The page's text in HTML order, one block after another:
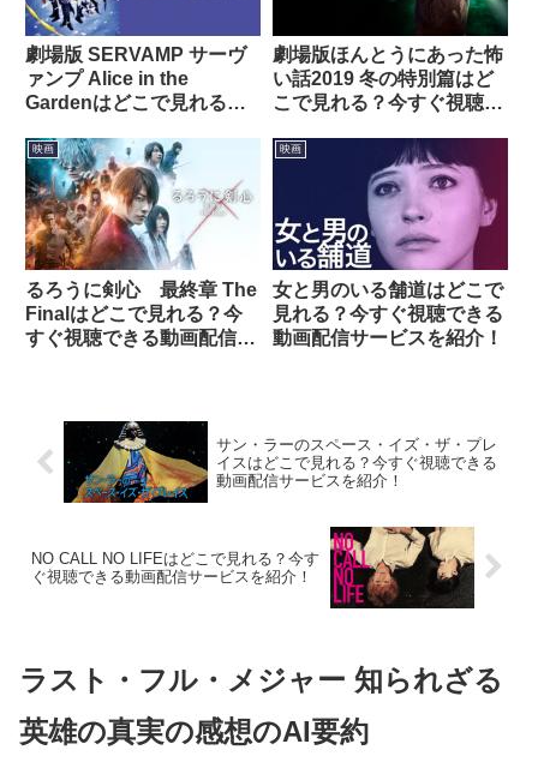
劇場版 SERVAMP サーヴ
ァンプ Alice in the
Gardenはどこで見れる？
サービスを紹介！
劇場版ほんとうにあった怖
い話2019 冬の特別篇はど
こで見れる？今すぐ視聴で
介！
映画
るろうに剣心 最終章 The
Finalはどこで見れる？今
すぐ視聴できる動画配信サ
映画
女と男のいる舗道はどこで
見れる？今すぐ視聴できる
動画配信サービスを紹介！
サン・ラーのスペース・イズ・ザ・プレ
イスはどこで見れる？今すぐ視聴できる
動画配信サービスを紹介！
NO CALL NO LIFEはどこで見れる？今す
ぐ視聴できる動画配信サービスを紹介！
ラスト・フル・メジャー 知られざる
英雄の真実の感想のAI要約